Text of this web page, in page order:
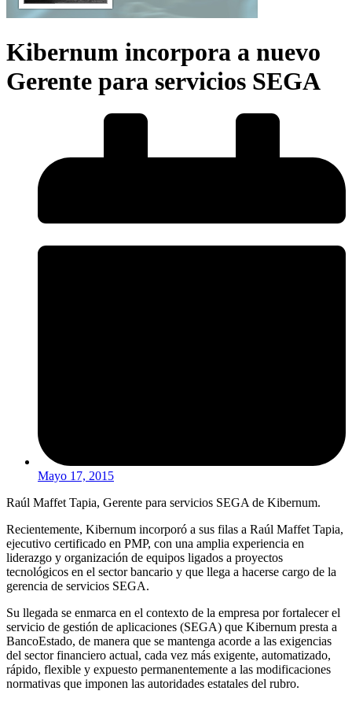
Kibernum incorpora a nuevo
Gerente para servicios SEGA
Mayo 17, 2015
Raúl Maffet Tapia, Gerente para servicios SEGA de Kibernum.
Recientemente, Kibernum incorporó a sus filas a Raúl Maffet Tapia,
ejecutivo certificado en PMP, con una amplia experiencia en
liderazgo y organización de equipos ligados a proyectos
tecnológicos en el sector bancario y que llega a hacerse cargo de la
gerencia de servicios SEGA.
Su llegada se enmarca en el contexto de la empresa por fortalecer el
servicio de gestión de aplicaciones (SEGA) que Kibernum presta a
BancoEstado, de manera que se mantenga acorde a las exigencias
del sector financiero actual, cada vez más exigente, automatizado,
rápido, flexible y expuesto permanentemente a las modificaciones
normativas que imponen las autoridades estatales del rubro.